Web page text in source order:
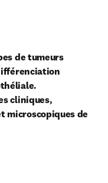
de tumeurs
cliniques,
microscopiques de